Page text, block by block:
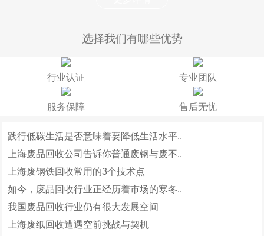
选择我们有哪些优势
行业认证 专业团队
服务保障 售后无忧
践行低碳生活是否意味着要降低生活水平..
上海废品回收公司告诉你普通废钢与废不..
上海废钢铁回收常用的3个技术点
如今，废品回收行业正经历着市场的寒冬..
我国废品回收行业仍有很大发展空间
上海废纸回收遭遇空前挑战与契机